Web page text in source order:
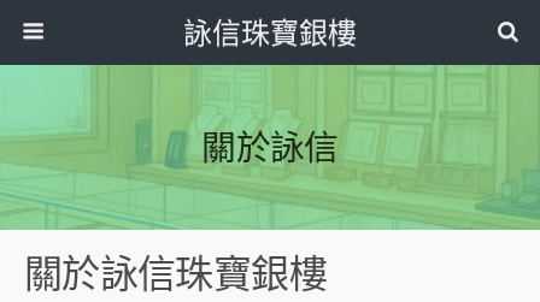
詠信珠寶銀樓
關於詠信
關於詠信珠寶銀樓